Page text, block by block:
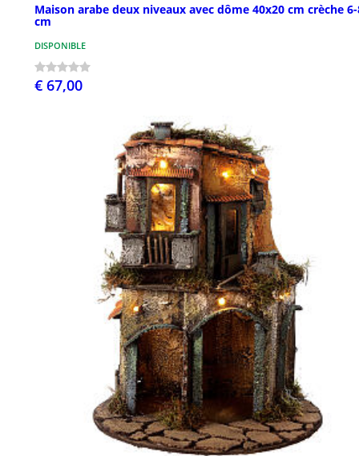
Maison arabe deux niveaux avec dôme 40x20 cm crèche
cm
DISPONIBLE
€ 67,00